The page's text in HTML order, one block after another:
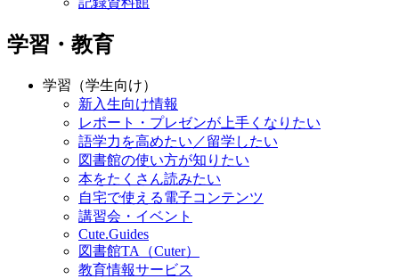
学習・教育
学習（学生向け）
新入生向け情報
レポート・プレゼンが上手くなりたい
語学力を高めたい／留学したい
図書館の使い方が知りたい
本をたくさん読みたい
自宅で使える電子コンテンツ
講習会・イベント
Cute.Guides
図書館TA（Cuter）
教育情報サービス